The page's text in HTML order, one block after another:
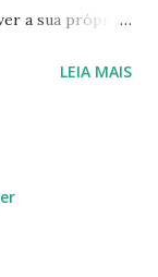
a sua própria
ou Basic
' Olá
ou seja, a
LEIA MAIS